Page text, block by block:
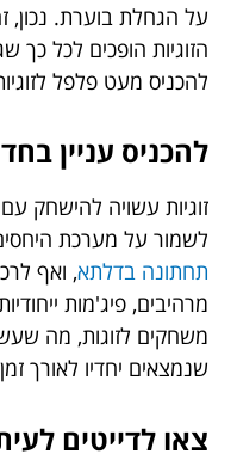
על הגחלת בוערת. נכון,
הזוגיות הופכים לכל כך
להכניס מעט פלפל
להכניס עניין
זוגיות עשויה להישחק
לשמור על מערכת
תחתונה בדלתא, ואף
מרהיבים, פיג'מות
משחקים לזוגות, מה
שנמצאים יחדיו לאורך
צאו לדייטים